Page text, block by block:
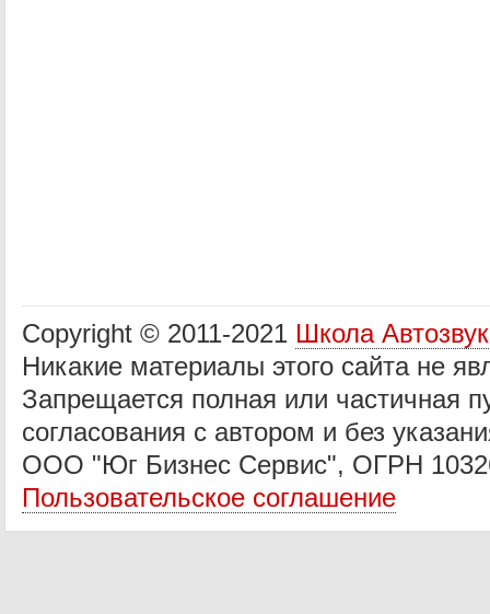
Copyright © 2011-2021 Школа
Никакие материалы этого сайта не
Запрещается полная или частичная
согласования с автором и без
ООО "Юг Бизнес Сервис", ОГРН
Пользовательское соглашение